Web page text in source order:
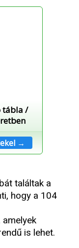
tábla /
→
találtak a
hogy a 104
is lehet.